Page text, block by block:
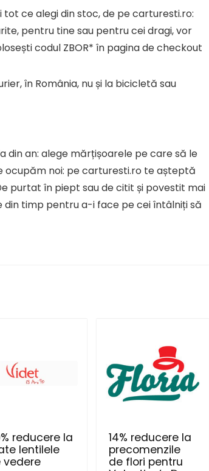
tot ce alegi din stoc, de pe carturesti.ro:
pentru tine sau pentru cei dragi, vor
codul ZBOR* în pagina de checkout
în România, nu și la bicicletă sau
din an: alege mărțișoarele pe care să le
ocupăm noi: pe carturesti.ro te așteptă
purtat în piept sau de citit și povestit mai
timp pentru a-i face pe cei întâlniți să
reducere la
lentilele
vedere
14% reducere la
precomenzile
de flori pentru